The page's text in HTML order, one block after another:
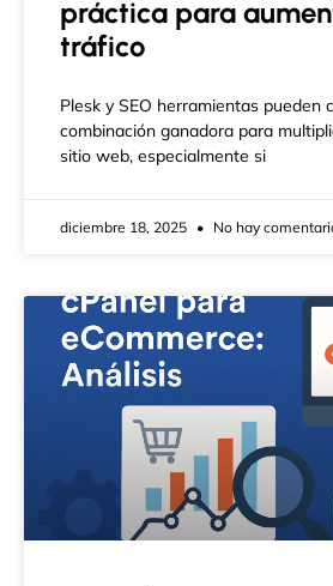
práctica para
tráfico
Plesk y SEO herramientas pueden
combinación ganadora para
sitio web, especialmente si
diciembre 18, 2025 No hay